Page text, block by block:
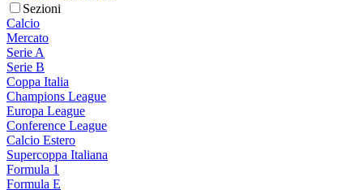
Sezioni
Calcio
Mercato
Serie A
Serie B
Coppa Italia
Champions League
Europa League
Conference League
Calcio Estero
Supercoppa Italiana
Formula 1
Formula E